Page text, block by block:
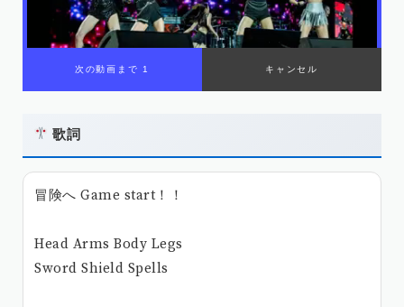
00:00/ 01:08
歌詞
冒険へ Game start！！
Head Arms Body Legs
Sword Shield Spells